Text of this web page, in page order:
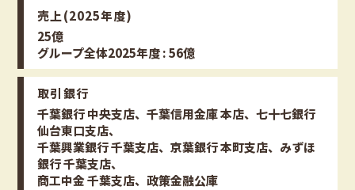
売上(2025年度)
25億
グループ全体2025年度 : 56億
取引銀行
千葉銀行 中央支店、千葉信用金庫 本店、七十七銀行
仙台東口支店、
千葉興業銀行 千葉支店、京葉銀行 本町支店、みずほ
銀行 千葉支店、
商工中金 千葉支店、政策金融公庫